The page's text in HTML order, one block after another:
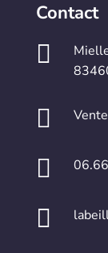
Contact



